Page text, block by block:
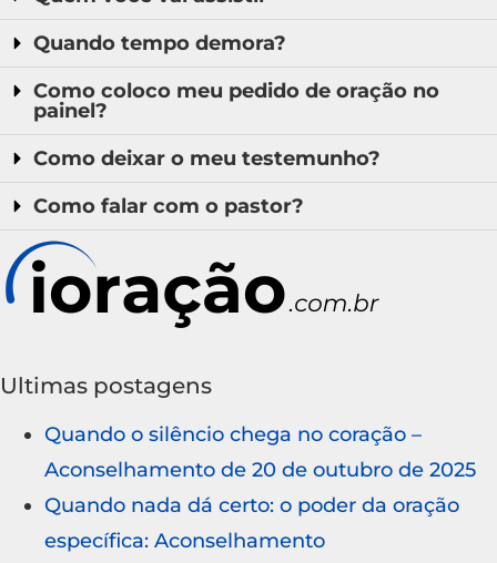
Quando tempo demora?
Como coloco meu pedido de oração no
painel?
Como deixar o meu testemunho?
Como falar com o pastor?
Ultimas postagens
Quando o silêncio chega no coração –
Aconselhamento de 20 de outubro de 2025
Quando nada dá certo: o poder da oração
específica: Aconselhamento